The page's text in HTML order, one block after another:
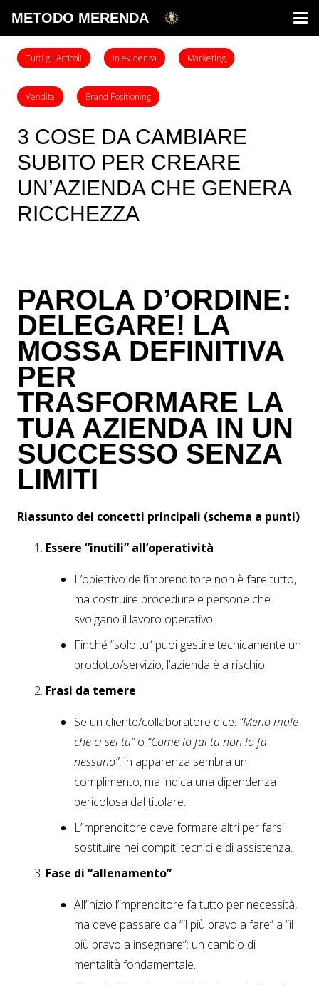
METODO MERENDA
Tutti gli Articoli In evidenza Marketing
Vendita Brand Positioning
3 COSE DA CAMBIARE
SUBITO PER CREARE
UN’AZIENDA CHE GENERA
RICCHEZZA
PAROLA D’ORDINE:
DELEGARE! LA
MOSSA DEFINITIVA
PER
TRASFORMARE LA
TUA AZIENDA IN UN
SUCCESSO SENZA
LIMITI
Riassunto dei concetti principali (schema a punti)
Essere “inutili” all’operatività
L’obiettivo dell’imprenditore non è fare tutto,
ma costruire procedure e persone che
svolgano il lavoro operativo.
Finché “solo tu” puoi gestire tecnicamente un
prodotto/servizio, l’azienda è a rischio.
Frasi da temere
Se un cliente/collaboratore dice: “Meno male
che ci sei tu”o “Come lo fai tu non lo fa
nessuno”, in apparenza sembra un
complimento, ma indica una dipendenza
pericolosa dal titolare.
L’imprenditore deve formare altri per farsi
sostituire nei compiti tecnici e di assistenza.
Fase di “allenamento”
All’inizio l’imprenditore fa tutto per necessità,
ma deve passare da “il più bravo a fare” a “il
più bravo a insegnare”: un cambio di
mentalità fondamentale.